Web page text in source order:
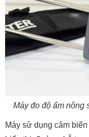
Máy đo độ ẩm nông
Máy sử dụng cảm